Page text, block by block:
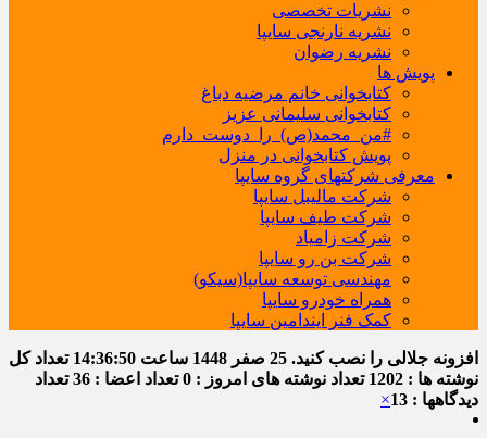
نشریات تخصصی
نشریه نارنجی سایپا
نشریه رضوان
پویش ها
کتابخوانی خانم مرضیه دباغ
کتابخوانی سلیمانی عزیز
#من_محمد(ص)_را_دوست_دارم
پویش کتابخوانی در منزل
معرفی شرکتهای گروه سایپا
شرکت مالیبل سایپا
شرکت طیف سایپا
شرکت زامیاد
شرکت بن رو سایپا
مهندسی توسعه سایپا(سیکو)
همراه خودرو سایپا
کمک فنر ایندامین سایپا
افزونه جلالی را نصب کنید. 25 صفر 1448 ساعت 14:36:50 تعداد کل
نوشته ها : 1202
تعداد نوشته های امروز : 0 تعداد اعضا : 36
تعداد
دیدگاهها : 13
×